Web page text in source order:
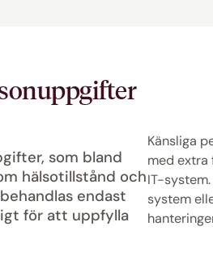
som bland
hälsotillstånd och
endast
för att uppfylla
Känsliga
med
IT-
system